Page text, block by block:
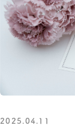
2025.04.11